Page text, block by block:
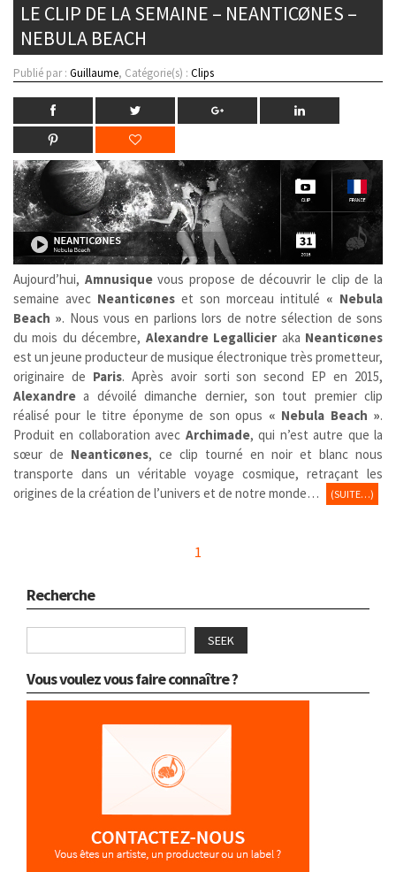
LE CLIP DE LA SEMAINE – NEANTICØNES –
NEBULA BEACH
Publié par : Guillaume, Catégorie(s) : Clips
Aujourd’hui, Amnusiquevous propose de découvrir le clip de la
semaine avec Neanticønes et son morceau intitulé « Nebula
Beach ». Nous vous en parlions lors de notre sélection de sons
du mois du décembre, Alexandre Legallicier aka Neanticønes
est un jeune producteur de musique électronique très prometteur,
originaire de Paris. Après avoir sorti son second EP en 2015,
Alexandre a dévoilé dimanche dernier, son tout premier clip
réalisé pour le titre éponyme de son opus « Nebula Beach ».
Produit en collaboration avec Archimade, qui n’est autre que la
sœur de Neanticønes, ce clip tourné en noir et blanc nous
transporte dans un véritable voyage cosmique, retraçant les
origines de la création de l’univers et de notre monde…
(SUITE…)
1
Recherche
SEEK
Vous voulez vous faire connaître ?